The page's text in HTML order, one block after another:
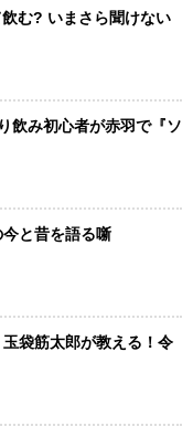
む? いまさら聞けない
飲み初心者が赤羽で『ソ
と昔を語る噺
袋筋太郎が教える！令